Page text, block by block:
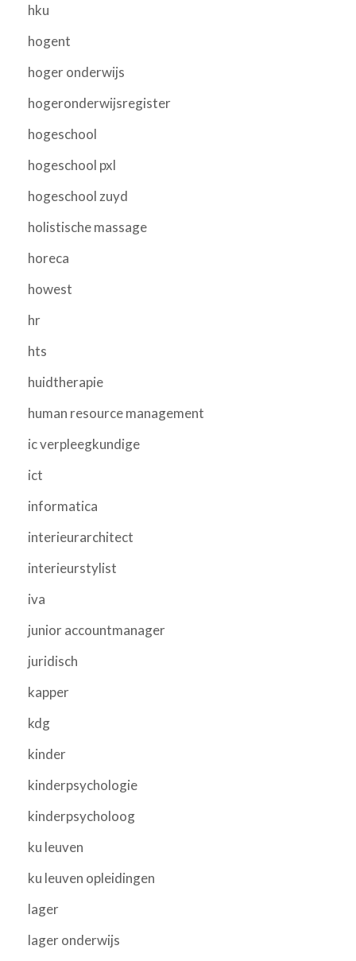
hku
hogent
hoger onderwijs
hogeronderwijsregister
hogeschool
hogeschool pxl
hogeschool zuyd
holistische massage
horeca
howest
hr
hts
huidtherapie
human resource management
ic verpleegkundige
ict
informatica
interieurarchitect
interieurstylist
iva
junior accountmanager
juridisch
kapper
kdg
kinder
kinderpsychologie
kinderpsycholoog
ku leuven
ku leuven opleidingen
lager
lager onderwijs